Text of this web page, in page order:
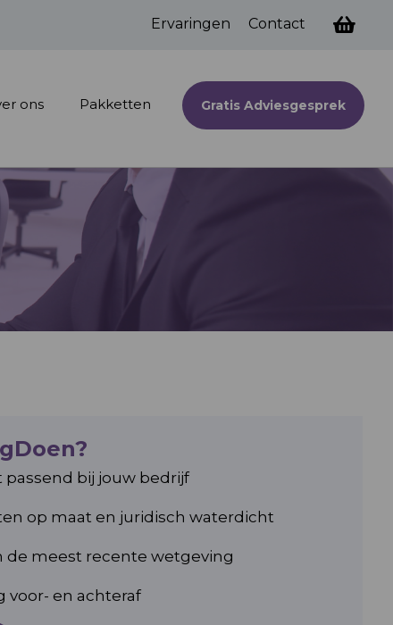
Contact
Ervaringen
Gratis Adviesgesprek
ons Pakketten
bij jouw bedrijf
op maat en juridisch waterdicht
de meest recente wetgeving
voor- en achteraf